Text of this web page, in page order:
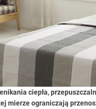
ciepła,
mierze ograniczają